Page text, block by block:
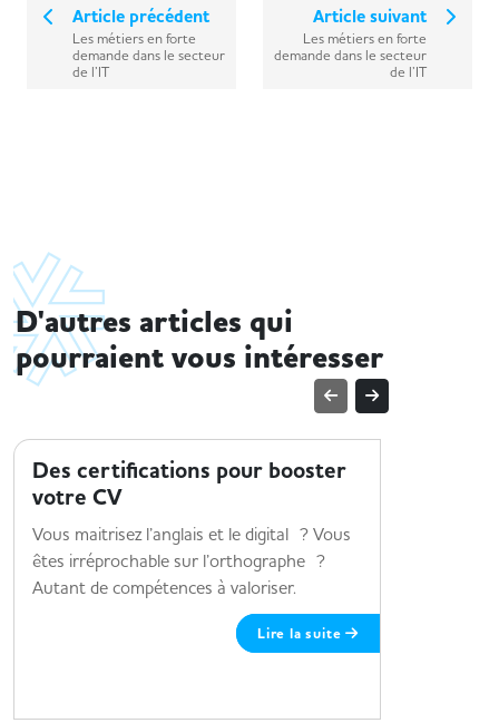
Article précédent
Les métiers en forte
demande dans le secteur
de l’IT
Article suivant
Les métiers en forte
demande dans le secteur
de l’IT
D'autres articles qui
pourraient vous intéresser
Des certifications pour booster
votre CV
Vous maitrisez l’anglais et le digital ? Vous
êtes irréprochable sur l’orthographe ?
Autant de compétences à valoriser.
Lire la suite